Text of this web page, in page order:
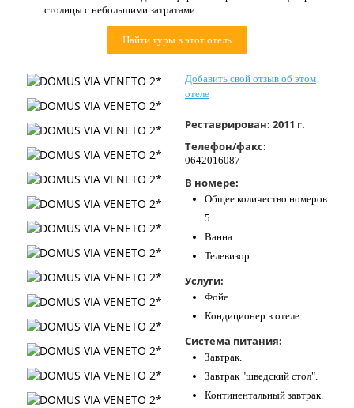
О насстолицы с небольшими затратами.
Найти туры в этот отель
Добавить свой отзыв об этом
отеле
Реставрирован: 2011 г.
Телефон/факс:
0642016087
В номере:
Общее количество номеров:
5.
Ванна.
Телевизор.
Услуги:
Фойе.
Кондиционер в отеле.
Система питания:
Завтрак.
Завтрак "шведский стол".
Континентальный завтрак.